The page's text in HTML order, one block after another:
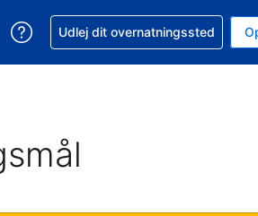
nuværende valuta er Danske
sprog. Dit nuværende sprog er Dansk
Få hjælp til en booking
Udlej dit overnatningssted